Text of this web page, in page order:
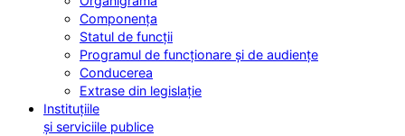
Componența
Statul de funcții
Programul de funcționare și de audiențe
Conducerea
Extrase din legislație
Instituțiile
și serviciile publice